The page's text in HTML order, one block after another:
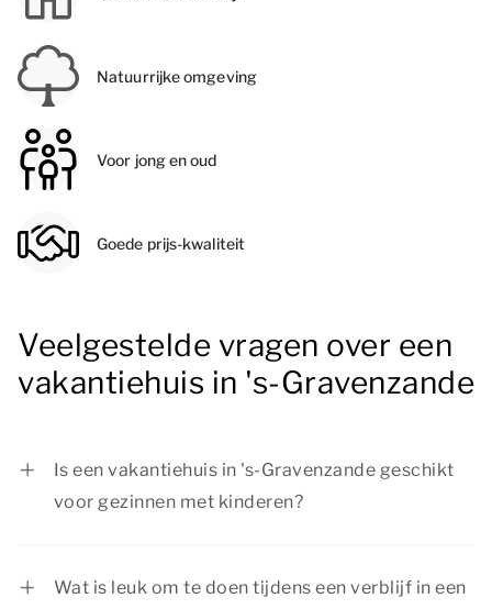
Natuurrijke omgeving
Voor jong en oud
Goede prijs-kwaliteit
Veelgestelde vragen over een
vakantiehuis in 's-Gravenzande
Is een vakantiehuis in 's-Gravenzande geschikt
voor gezinnen met kinderen?
Wat is leuk om te doen tijdens een verblijf in een